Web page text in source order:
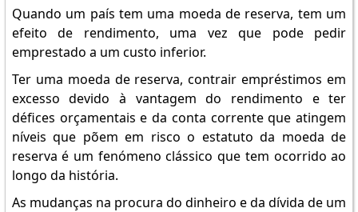
Quando um país tem uma moeda de reserva, tem um
efeito de rendimento, uma vez que pode pedir
emprestado a um custo inferior.
Ter uma moeda de reserva, contrair empréstimos em
excesso devido à vantagem do rendimento e ter
défices orçamentais e da conta corrente que atingem
níveis que põem em risco o estatuto da moeda de
reserva é um fenómeno clássico que tem ocorrido ao
longo da história.
As mudanças na procura do dinheiro e da dívida de um